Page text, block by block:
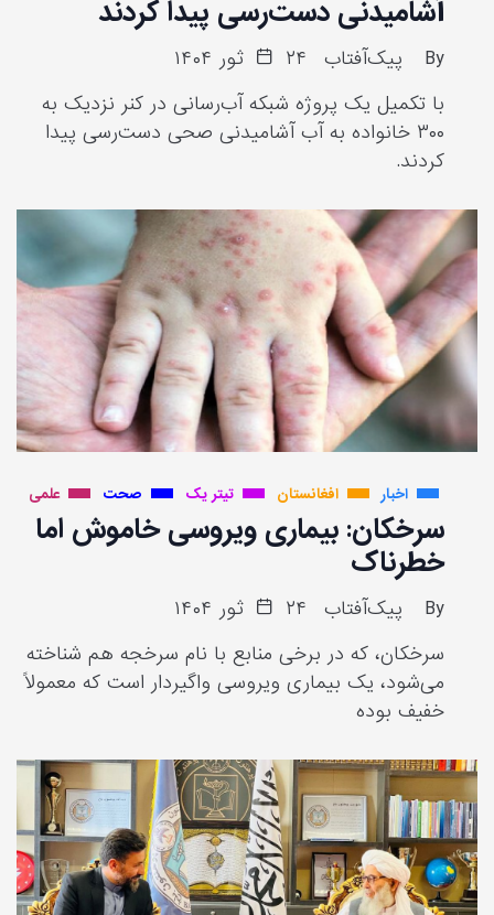
آشامیدنی دست‌رسی پیدا کردند
پیک‌آفتاب ۲۴ ثور ۱۴۰۴
با تکمیل یک پروژه شبکه آب‌رسانی در کنر نزدیک به
۳۰۰ خانواده به آب آشامیدنی صحی دست‌رسی پیدا
کردند.
اخبار افغانستان تیتر یک صحت علمی
سرخکان: بیماری ویروسی خاموش اما
خطرناک
پیک‌آفتاب ۲۴ ثور ۱۴۰۴
سرخکان، که در برخی منابع با نام سرخجه هم شناخته
می‌شود، یک بیماری ویروسی واگیردار است که معمولاً
خفیف بوده